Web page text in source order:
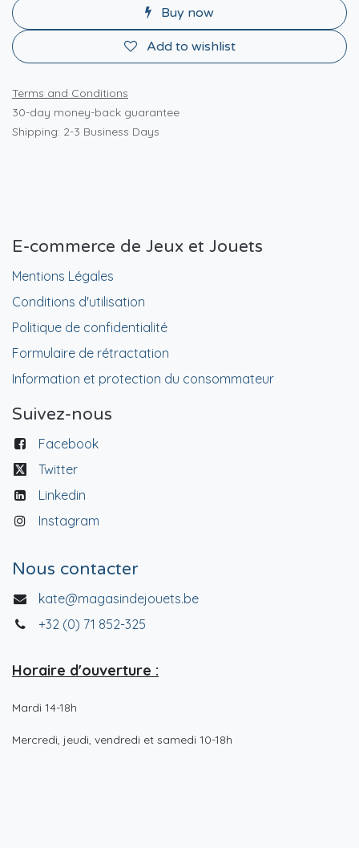
Buy now
Add to wishlist
Terms and Conditions
30-day money-back guarantee
Shipping: 2-3 Business Days
E-commerce de Jeux et Jouets
Mentions Légales
Conditions d'utilisation
Politique de confidentialité
Formulaire de rétractation
Information et protection du consommateur
Suivez-nous
Facebook
Twitter
Linkedin
Instagram
Nous contacter
kate@magasindejouets.be
+32 (0) 71 852-325
Horaire d'ouverture :
Mardi 14-18h
Mercredi, jeudi, vendredi et samedi 10-18h